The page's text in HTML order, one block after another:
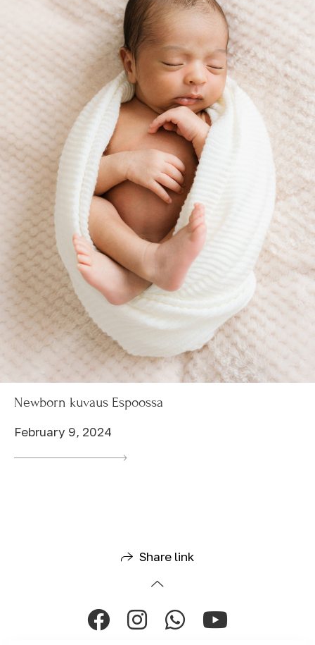
Newborn kuvaus Espoossa
February 9, 2024
Share link